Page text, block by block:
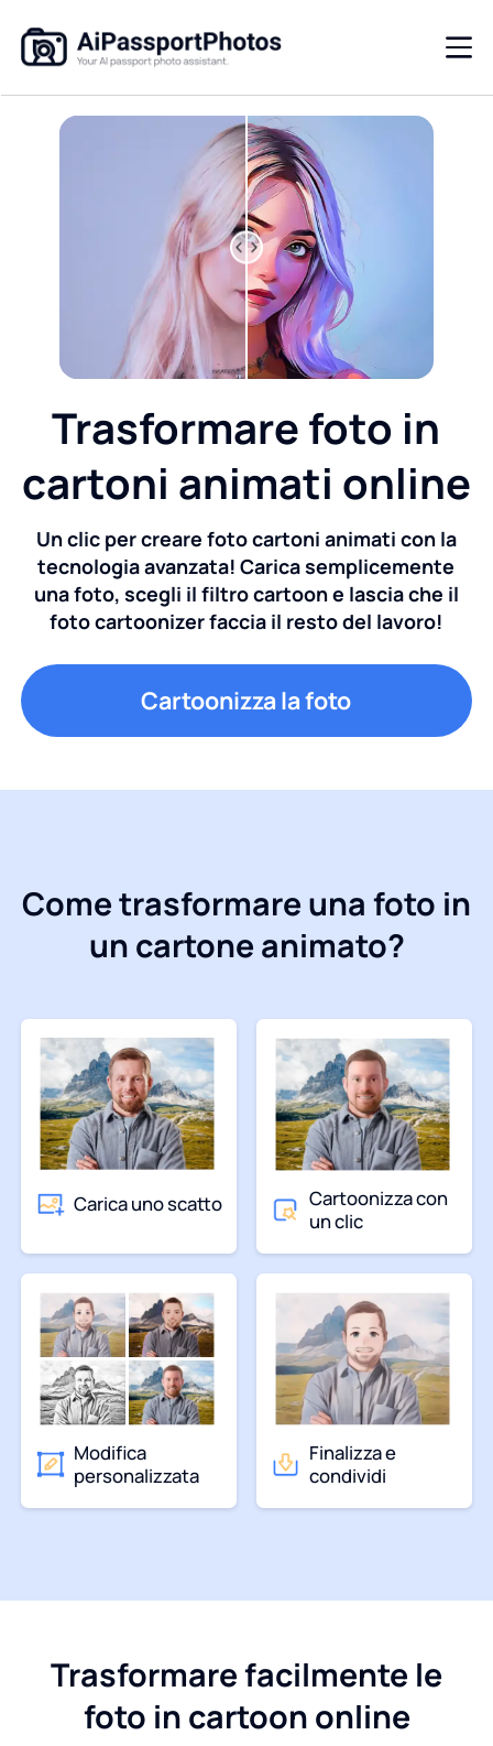
Trasformare foto in
cartoni animati online
Un clic per creare foto cartoni animati con la
tecnologia avanzata! Carica semplicemente
una foto, scegli il filtro cartoon e lascia che il
foto cartoonizer faccia il resto del lavoro!
Cartoonizza la foto
Come trasformare una foto in
un cartone animato?
Carica uno scatto
Cartoonizza con
un clic
Modifica
personalizzata
Finalizza e
condividi
Trasformare facilmente le
foto in cartoon online